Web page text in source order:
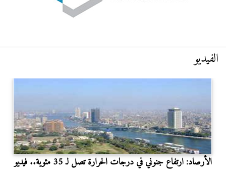
الفيديو
الأرصاد: ارتفاع جنوني في درجات الحرارة تصل لـ 35 مئوية.. فيديو